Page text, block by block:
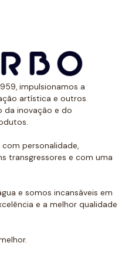
de calção para
o calção para praticar
Como se encaixa
que o jogador de
pelos rivais, algo de vital
calções não arrastam
a mobilidade
isso que eles podem ser
para natação ou
de polo aquático têm
impulsionamos a
artística e outros
da inovação e do
personalidade,
transgressores e com uma
e somos incansáveis em
e a melhor qualidade